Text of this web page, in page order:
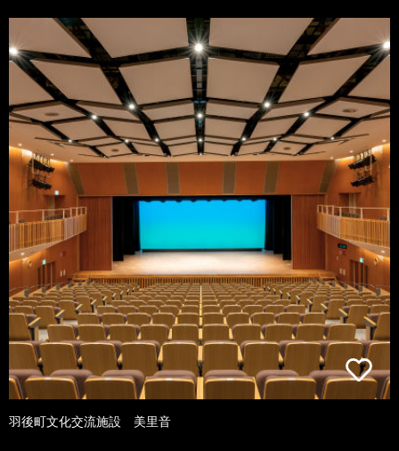
羽後町文化交流施設 美里音